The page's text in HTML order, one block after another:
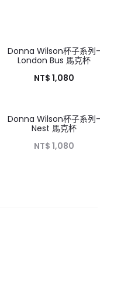
HOT
Donna Wilson杯子系列-
London Bus 馬克杯
NT$ 1,080
Donna Wilson杯子系列-
Nest 馬克杯
NT$ 1,080